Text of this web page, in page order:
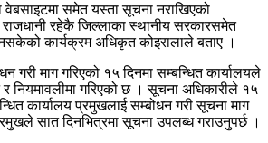
वेबसाइटमा समेत यस्ता सूचना नराखिएको
रहेकै जिल्लाका स्थानीय सरकारसमेत
नसकेको कार्यक्रम अधिकृत कोइरालाले बताए ।
गरी माग गरिएको १५ दिनमा सम्बन्धित कार्यालयले
र नियमावलीमा गरिएको छ । सूचना अधिकारीले १५
कार्यालय प्रमुखलाई सम्बोधन गरी सूचना माग
सात दिनभित्रमा सूचना उपलब्ध गराउनुपर्छ ।